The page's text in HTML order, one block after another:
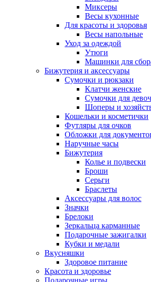
Миксеры
Весы кухонные
Для красоты и здоровья
Весы напольные
Уход за одеждой
Утюги
Машинки для
Бижутерия и аксессуары
Сумочки и рюкзаки
Клатчи женские
Сумочки для
Шоперы и
Кошельки и косметички
Футляры для очков
Обложки для
Наручные часы
Бижутерия
Колье и подвески
Броши
Серьги
Браслеты
Аксессуары для волос
Значки
Брелоки
Зеркальца карманные
Подарочные зажигалки
Кубки и медали
Вкусняшки
Здоровое питание
Красота и здоровье
Подарочные игры